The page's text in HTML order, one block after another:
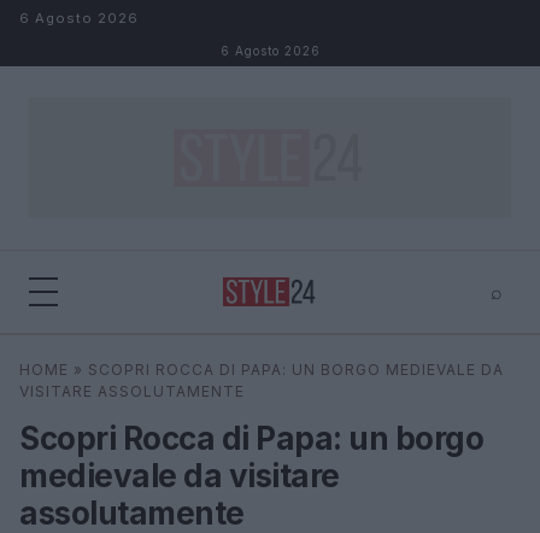
Salta al contenuto
6 Agosto 2026
6 Agosto 2026
⌕
Cerca ⌕ ×
HOME » SCOPRI ROCCA DI PAPA: UN BORGO MEDIEVALE DA
VISITARE ASSOLUTAMENTE
Scopri Rocca di Papa: un borgo
medievale da visitare
assolutamente